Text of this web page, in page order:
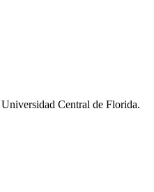
Central de Florida.